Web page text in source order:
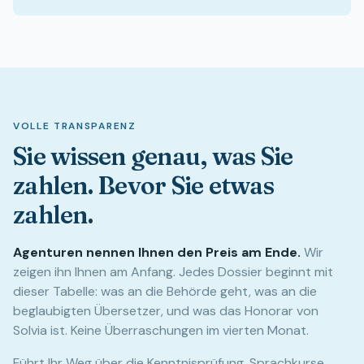
VOLLE TRANSPARENZ
Sie wissen genau, was Sie
zahlen. Bevor Sie etwas
zahlen.
Agenturen nennen Ihnen den Preis am Ende. Wir
zeigen ihn Ihnen am Anfang. Jedes Dossier beginnt mit
dieser Tabelle: was an die Behörde geht, was an die
beglaubigten Übersetzer, und was das Honorar von
Solvia ist. Keine Überraschungen im vierten Monat.